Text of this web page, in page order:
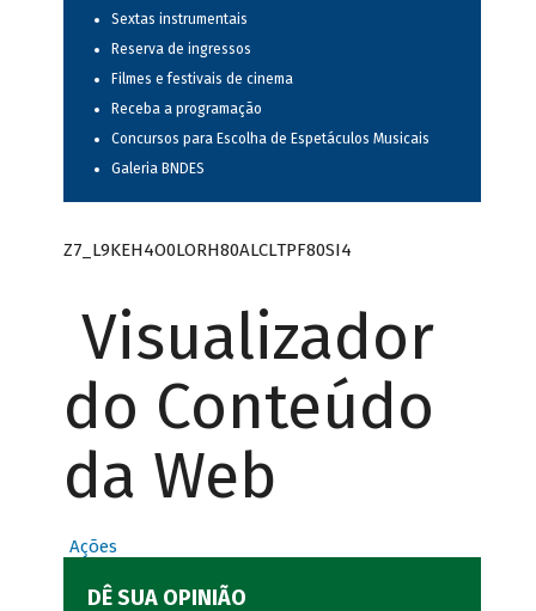
Sextas instrumentais
Reserva de ingressos
Filmes e festivais de cinema
Receba a programação
Concursos para Escolha de Espetáculos Musicais
Galeria BNDES
Z7_L9KEH4O0LORH80ALCLTPF80SI4
Visualizador
do Conteúdo
da Web
Ações
DÊ SUA OPINIÃO